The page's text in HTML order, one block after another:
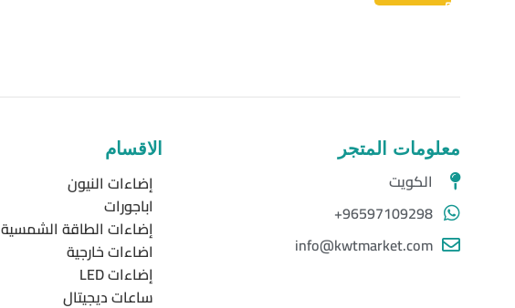
معلومات المتجر
الكويت
96597109298+
info@kwtmarket.com
الاقسام
إضاءات النيون
اباجورات
إضاءات الطاقة الشمسية
اضاءات خارجية
إضاءات LED
ساعات ديجيتال